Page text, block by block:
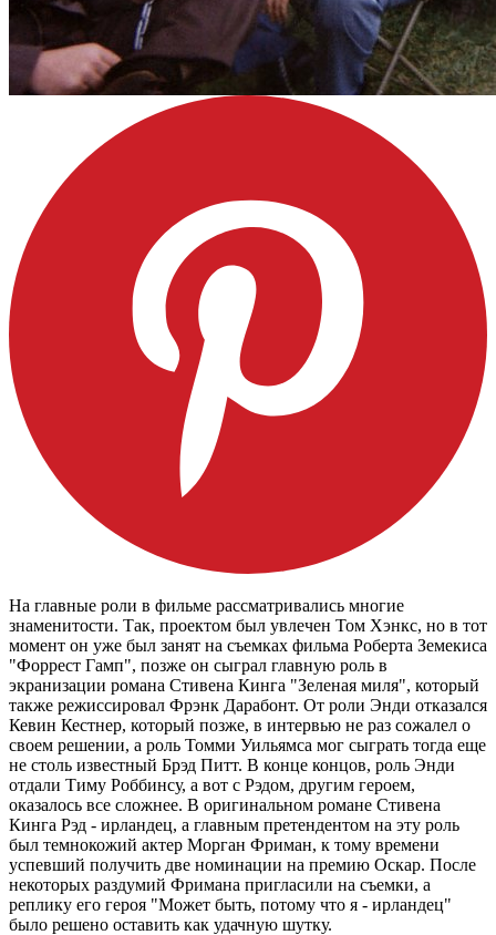
На главные роли в фильме рассматривались многие
знаменитости. Так, проектом был увлечен Том Хэнкс, но в тот
момент он уже был занят на съемках фильма Роберта Земекиса
"Форрест Гамп", позже он сыграл главную роль в
экранизации романа Стивена Кинга "Зеленая миля", который
также режиссировал Фрэнк Дарабонт. От роли Энди отказался
Кевин Кестнер, который позже, в интервью не раз сожалел о
своем решении, а роль Томми Уильямса мог сыграть тогда еще
не столь известный Брэд Питт. В конце концов, роль Энди
отдали Тиму Роббинсу, а вот с Рэдом, другим героем,
оказалось все сложнее. В оригинальном романе Стивена
Кинга Рэд - ирландец, а главным претендентом на эту роль
был темнокожий актер Морган Фриман, к тому времени
успевший получить две номинации на премию Оскар. После
некоторых раздумий Фримана пригласили на съемки, а
реплику его героя "Может быть, потому что я - ирландец"
было решено оставить как удачную шутку.